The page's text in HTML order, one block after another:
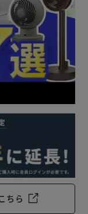
ちら